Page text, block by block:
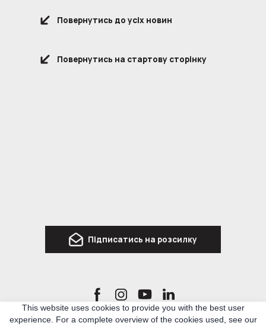
Повернутись до усіх новин
Повернутись на стартову сторінку
Підписатись на розсилку
This website uses cookies to provide you with the best user
experience. For a complete overview of the cookies used, see our